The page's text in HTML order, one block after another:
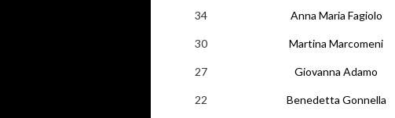
34 Anna Maria Fagiolo
30 Martina Marcomeni
27 Giovanna Adamo
22 Benedetta Gonnella